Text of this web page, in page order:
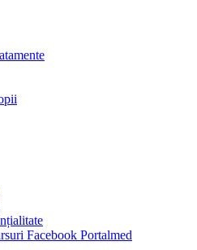
Facebook Portalmed